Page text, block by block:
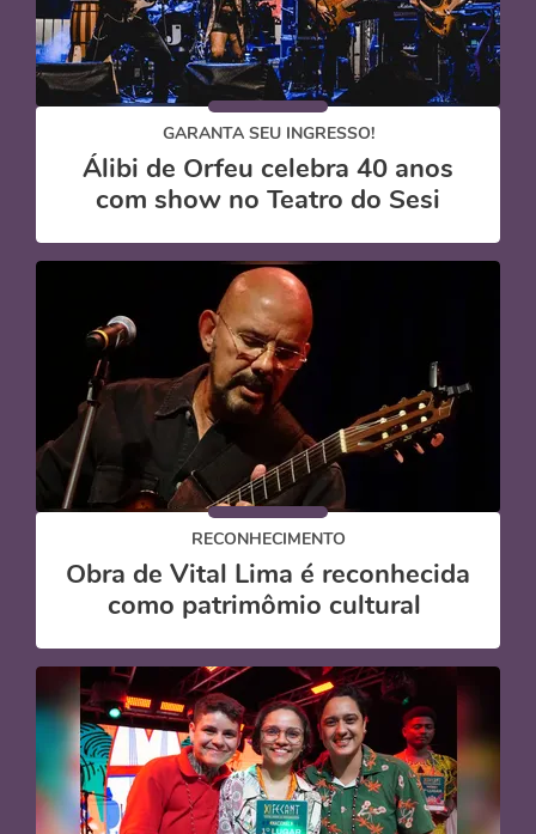
GARANTA SEU INGRESSO!
Álibi de Orfeu celebra 40 anos
com show no Teatro do Sesi
RECONHECIMENTO
Obra de Vital Lima é reconhecida
como patrimômio cultural